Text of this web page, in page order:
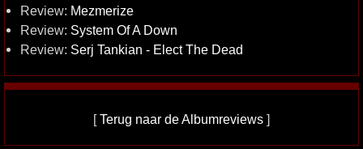
Review: Mezmerize
Review: System Of A Down
Review: Serj Tankian - Elect The Dead
[Terug naar de Albumreviews ]